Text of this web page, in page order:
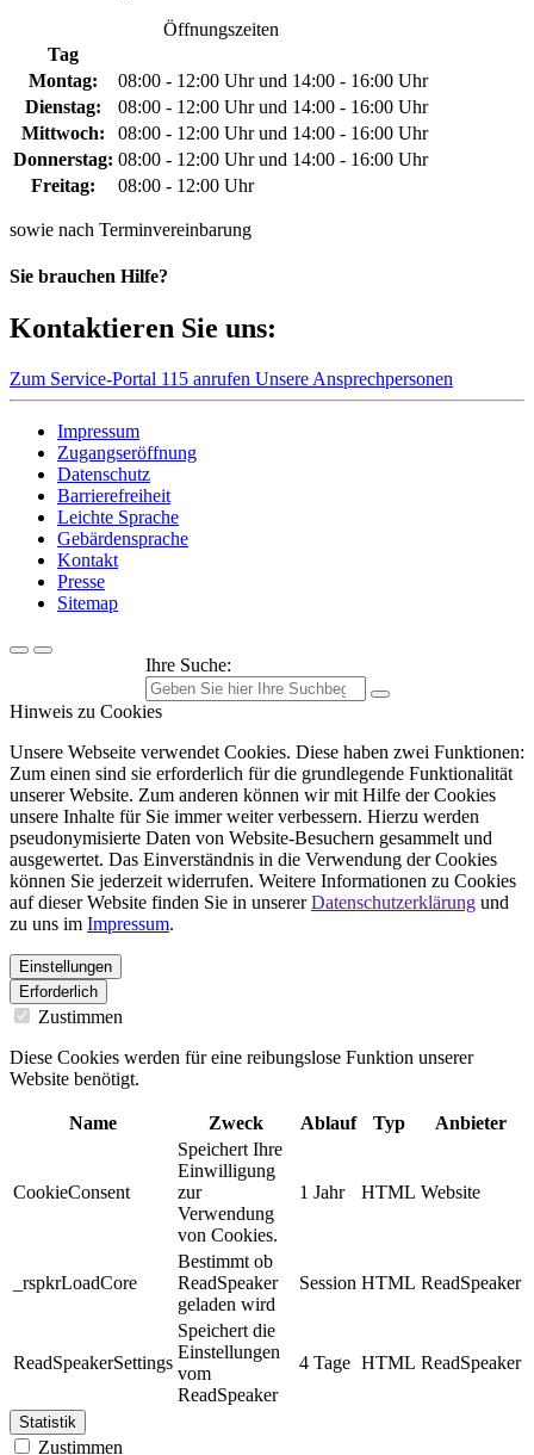
Öffnungszeiten
Tag
Montag:
08:00 - 12:00 Uhr und 14:00 - 16:00 Uhr
Dienstag:
08:00 - 12:00 Uhr und 14:00 - 16:00 Uhr
Mittwoch:
08:00 - 12:00 Uhr und 14:00 - 16:00 Uhr
Donnerstag: 08:00 - 12:00 Uhr und 14:00 - 16:00 Uhr
Freitag:
08:00 - 12:00 Uhr
sowie nach Terminvereinbarung
Sie brauchen Hilfe?
Kontaktieren Sie uns:
Zum Service-Portal 115 anrufen Unsere Ansprechpersonen
Impressum
Zugangseröffnung
Datenschutz
Barrierefreiheit
Leichte Sprache
Gebärdensprache
Kontakt
Presse
Sitemap
Ihre Suche:
Hinweis zu Cookies
Unsere Webseite verwendet Cookies. Diese haben zwei Funktionen:
Zum einen sind sie erforderlich für die grundlegende Funktionalität
unserer Website. Zum anderen können wir mit Hilfe der Cookies
unsere Inhalte für Sie immer weiter verbessern. Hierzu werden
pseudonymisierte Daten von Website-Besuchern gesammelt und
ausgewertet. Das Einverständnis in die Verwendung der Cookies
können Sie jederzeit widerrufen. Weitere Informationen zu Cookies
auf dieser Website finden Sie in unsererDatenschutzerklärung und
zu uns im Impressum.
Einstellungen
Erforderlich
Zustimmen
Diese Cookies werden für eine reibungslose Funktion unserer
Website benötigt.
Name Zweck Ablauf Typ Anbieter
CookieConsent
Speichert Ihre
Einwilligung
zur
Verwendung
von Cookies.
1 Jahr HTML Website
_rspkrLoadCore
Bestimmt ob
ReadSpeaker
geladen wird
Session HTML ReadSpeaker
ReadSpeakerSettings
Speichert die
Einstellungen
vom
ReadSpeaker
4 Tage HTML ReadSpeaker
Statistik
Zustimmen